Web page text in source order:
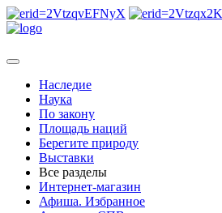
Наследие
Наука
По закону
Площадь наций
Берегите природу
Выставки
Все разделы
Интернет-магазин
Афиша. Избранное